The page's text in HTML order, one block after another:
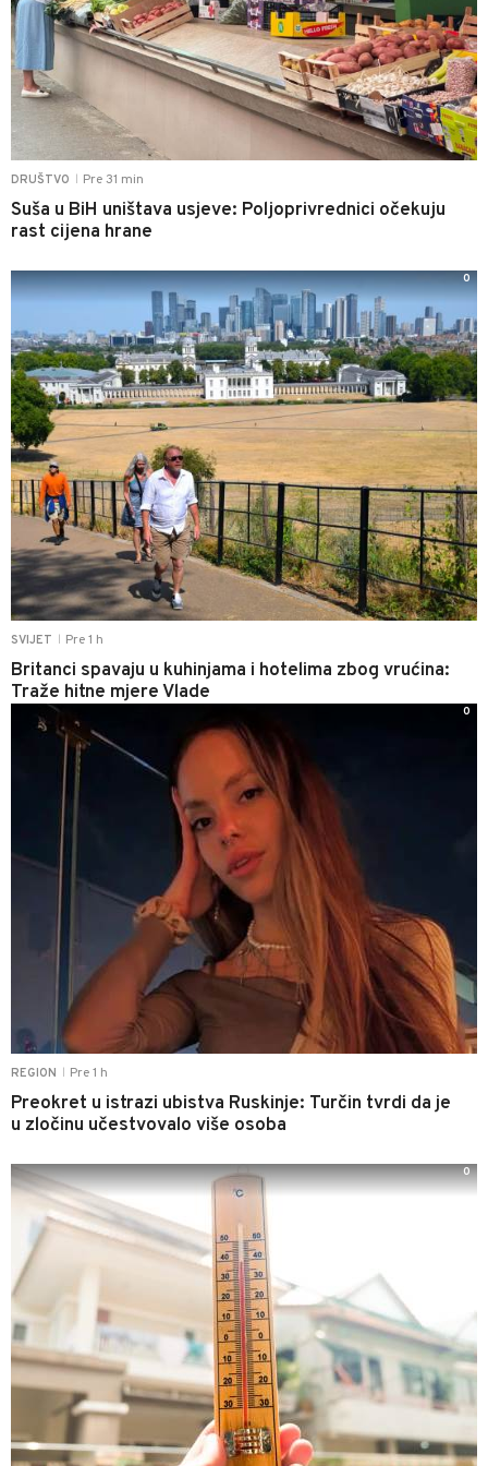
DRUŠTVO Pre 31 min
Suša u BiH uništava usjeve: Poljoprivrednici očekuju
rast cijena hrane
SVIJET Pre 1 h
Britanci spavaju u kuhinjama i hotelima zbog vrućina:
Traže hitne mjere Vlade
0
REGION Pre 1 h
Preokret u istrazi ubistva Ruskinje: Turčin tvrdi da je
u zločinu učestvovalo više osoba
0
0